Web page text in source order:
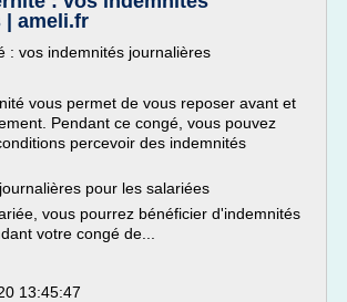
| ameli.fr
: vos indemnités journalières
vous permet de vous reposer avant et
Pendant ce congé, vous pouvez
percevoir des indemnités
pour les salariées
vous pourrez bénéficier d'indemnités
votre congé de...
13:45:47